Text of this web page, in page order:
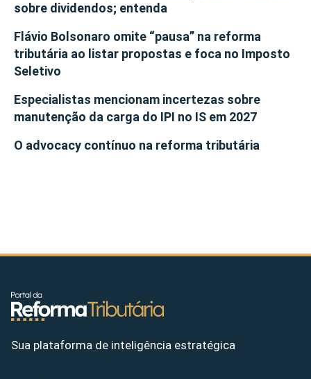
sobre dividendos; entenda
Flávio Bolsonaro omite “pausa” na reforma
tributária ao listar propostas e foca no Imposto
Seletivo
Especialistas mencionam incertezas sobre
manutenção da carga do IPI no IS em 2027
O advocacy contínuo na reforma tributária
Sua plataforma de inteligência estratégica